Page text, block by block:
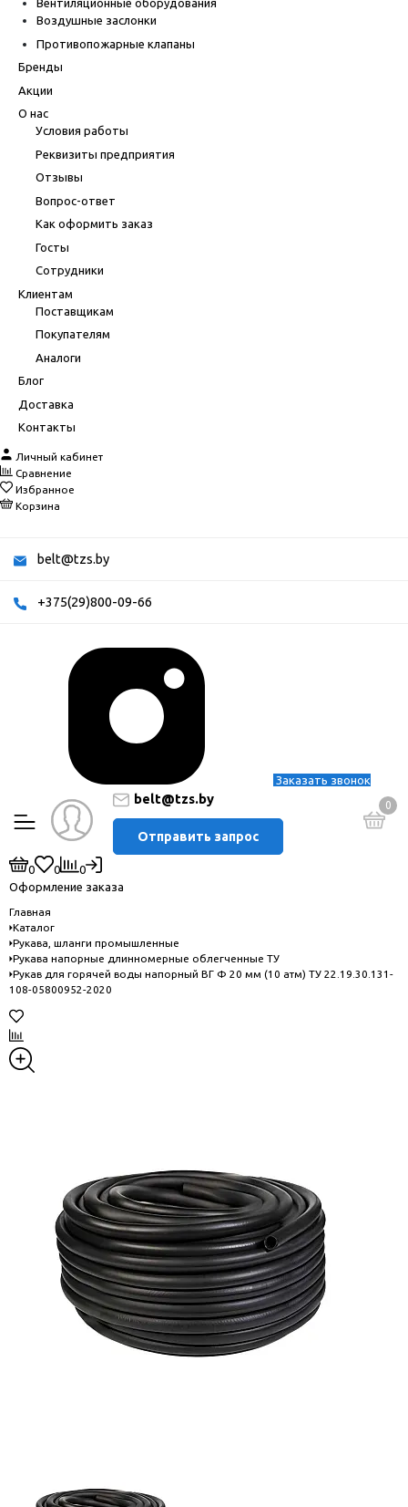
Вентиляционные оборудования
Воздушные заслонки
Противопожарные клапаны
Бренды
Акции
О нас
Условия работы
Реквизиты предприятия
Отзывы
Вопрос-ответ
Как оформить заказ
Госты
Сотрудники
Клиентам
Поставщикам
Покупателям
Аналоги
Блог
Доставка
Контакты
Личный кабинет
Сравнение
Избранное
Корзина
belt@tzs.by
+375(29)800-09-66
Заказать звонок
belt@tzs.by
Отправить запрос
0
0 0
0
Оформление заказа
Главная
Каталог
Рукава, шланги промышленные
Рукава напорные длинномерные облегченные ТУ
Рукaв для горячей воды напорный ВГ Ф 20 мм (10 атм) ТУ 22.19.30.131-
108-05800952-2020